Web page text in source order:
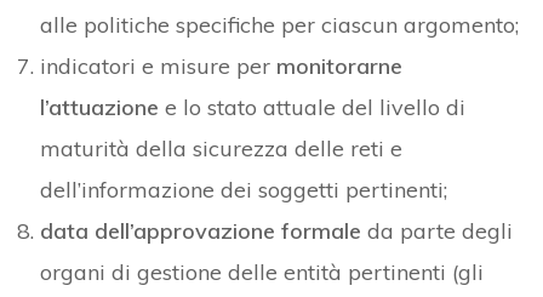
alle politiche specifiche per ciascun argomento;
indicatori e misure per monitorarne
l’attuazione e lo stato attuale del livello di
maturità della sicurezza delle reti e
dell’informazione dei soggetti pertinenti;
data dell’approvazione formale da parte degli
organi di gestione delle entità pertinenti (gli